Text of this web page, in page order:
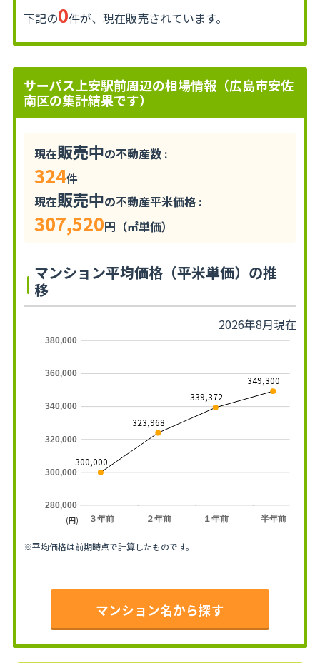
下記の0件が、現在販売されています。
サーパス上安駅前周辺の相場情報（広島市安佐
南区の集計結果です）
現在販売中の不動産数 :
324件
現在販売中の不動産平米価格 :
307,520円（㎡単価）
マンション平均価格（平米単価）の推
移
2026年8月現在
３年前 ２年前 １年前 半年前
280,000
300,000
320,000
340,000
360,000
380,000
300,000
323,968
339,372
349,300
(円)
※平均価格は前期時点で計算したものです。
マンション名から探す